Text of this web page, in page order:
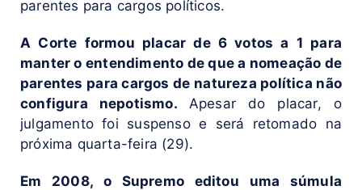
parentes para cargos políticos.
A Corte formou placar de 6 votos a 1 para
manter o entendimento de que a nomeação de
parentes para cargos de natureza política não
configura nepotismo. Apesar do placar, o
julgamento foi suspenso e será retomado na
próxima quarta-feira (29).
Em 2008, o Supremo editou uma súmula